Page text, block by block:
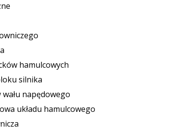
hamulcowych
silnika
napędowego
układu hamulcowego